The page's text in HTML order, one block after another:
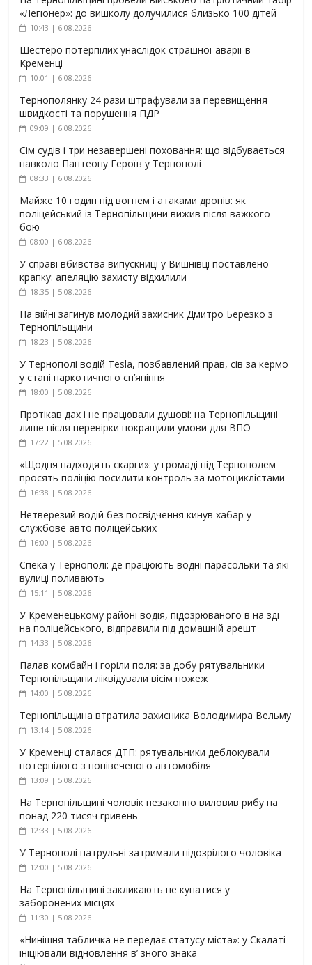
«Легіонер»: до вишколу долучилися близько 100 дітей
10:43 | 6.08.2026
Шестеро потерпілих унаслідок страшної аварії в
Кременці
10:01 | 6.08.2026
Тернополянку 24 рази штрафували за перевищення
швидкості та порушення ПДР
09:09 | 6.08.2026
Сім судів і три незавершені поховання: що відбувається
навколо Пантеону Героїв у Тернополі
08:33 | 6.08.2026
Майже 10 годин під вогнем і атаками дронів: як
поліцейський із Тернопільщини вижив після важкого
бою
08:00 | 6.08.2026
У справі вбивства випускниці у Вишнівці поставлено
крапку: апеляцію захисту відхилили
18:35 | 5.08.2026
На війні загинув молодий захисник Дмитро Березко з
Тернопільщини
18:23 | 5.08.2026
У Тернополі водій Tesla, позбавлений прав, сів за кермо
у стані наркотичного сп’яніння
18:00 | 5.08.2026
Протікав дах і не працювали душові: на Тернопільщині
лише після перевірки покращили умови для ВПО
17:22 | 5.08.2026
«Щодня надходять скарги»: у громаді під Тернополем
просять поліцію посилити контроль за мотоциклістами
16:38 | 5.08.2026
Нетверезий водій без посвідчення кинув хабар у
службове авто поліцейських
16:00 | 5.08.2026
Спека у Тернополі: де працюють водні парасольки та які
вулиці поливають
15:11 | 5.08.2026
У Кременецькому районі водія, підозрюваного в наїзді
на поліцейського, відправили під домашній арешт
14:33 | 5.08.2026
Палав комбайн і горіли поля: за добу рятувальники
Тернопільщини ліквідували вісім пожеж
14:00 | 5.08.2026
Тернопільщина втратила захисника Володимира Вельму
13:14 | 5.08.2026
У Кременці сталася ДТП: рятувальники деблокували
потерпілого з понівеченого автомобіля
13:09 | 5.08.2026
На Тернопільщині чоловік незаконно виловив рибу на
понад 220 тисяч гривень
12:33 | 5.08.2026
У Тернополі патрульні затримали підозрілого чоловіка
12:00 | 5.08.2026
На Тернопільщині закликають не купатися у
заборонених місцях
11:30 | 5.08.2026
«Нинішня табличка не передає статусу міста»: у Скалаті
ініціювали відновлення в’їзного знака